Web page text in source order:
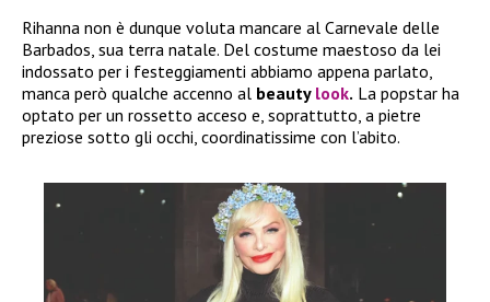
Rihanna non è dunque voluta mancare al Carnevale delle
Barbados, sua terra natale. Del costume maestoso da lei
indossato per i festeggiamenti abbiamo appena parlato,
manca però qualche accenno al beauty look. La popstar ha
optato per un rossetto acceso e, soprattutto, a pietre
preziose sotto gli occhi, coordinatissime con l’abito.